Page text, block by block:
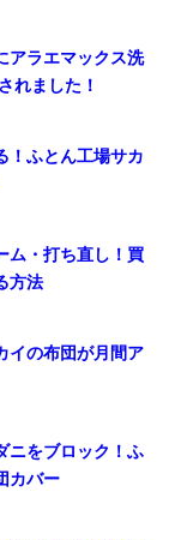
アラエマックス洗
れました！
！ふとん工場サカ
ム・打ち直し！買
方法
イの布団が月間ア
ニをブロック！ふ
カバー